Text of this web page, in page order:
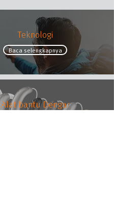
Teknologi
Baca selengkapnya
Alat bantu Dengar